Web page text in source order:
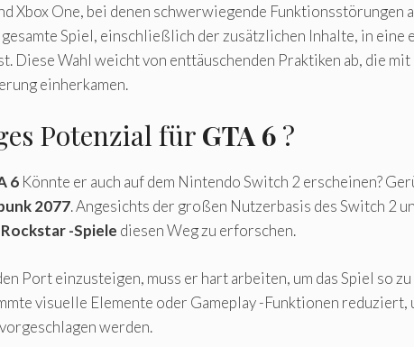
Xbox One, bei denen schwerwiegende
gesamte Spiel, einschließlich der zusätzlichen Inhalte, in
Diese Wahl weicht von enttäuschenden Praktiken ab, die
einherkamen.
Potenzial für GTA 6 ?
6 Könnte er auch auf dem Nintendo Switch 2 erscheinen?
2077. Angesichts der großen Nutzerbasis des Switch 2
Rockstar -Spiele diesen Weg zu erforschen.
Port einzusteigen, muss er hart arbeiten, um das Spiel so
visuelle Elemente oder Gameplay -Funktionen
werden.